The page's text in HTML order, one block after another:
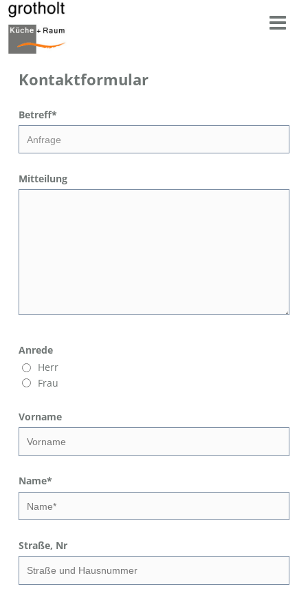
Kontaktformular
Betreff*
Mitteilung
Anrede
Herr
Frau
Vorname
Name*
Straße, Nr